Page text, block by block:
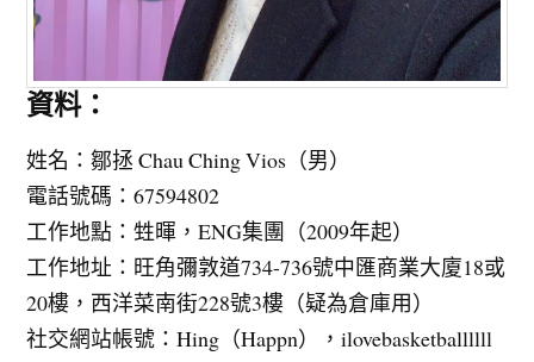
資料：
姓名：鄒拯 Chau Ching Vios（男）
電話號碼：67594802
工作地點：甡暉，ENG集團（2009年起）
工作地址：旺角彌敦道734-736號中匯商業大廈18或
20樓，西洋菜南街228號3樓（疑為倉庫用）
社交網站帳號：Hing（Happn），ilovebasketballllll